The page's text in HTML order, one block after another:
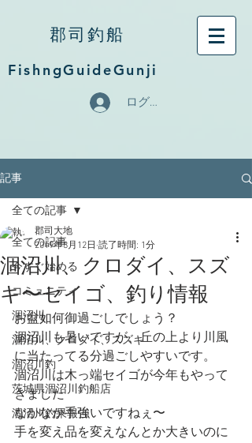
郡司釣船
FishngGuideGunji
ログイン
記事
全ての記事
今すぐ始める
コミュニティ
涸沼川
涸沼川、クロダイ、スズキ
涸沼川釣
茨城県涸沼川釣船店
涸沼川釣果報告
全ての記事
涸沼川、クロダイ、スズ
キ〜セイゴ、釣り情報
郡司大地
2019年8月12日 読了時間: 1分
お盆如何御過ごしでしょう？
涸沼川も暑いですが、丘の上より川風
に当たってる分過ごしやすいです。
涸沼川は木っ端セイゴが今年もやって
きました
なかなか手強いですねぇ〜
手を変え品を変えなんとか大きいのに